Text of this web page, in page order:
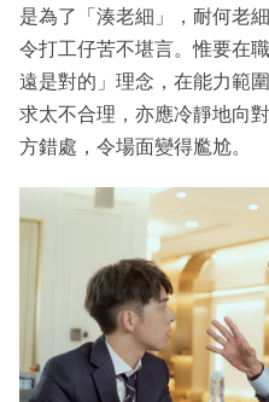
是為了「湊老細」，耐何老
令打工仔苦不堪言。惟要在
遠是對的」理念，在能力範
求太不合理，亦應冷靜地向
方錯處，令場面變得尷尬。